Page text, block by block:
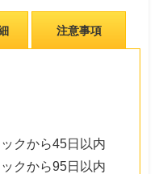
注意事項
クから45日以内
クから95日以内